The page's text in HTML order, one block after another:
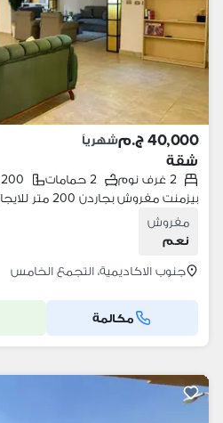
40,000 ج.م شهرياً
شقة
2 غرف نوم 2 حمامات
200 م٢
مفروش
نعم
جنوب الاكاديمية، التجمع الخامس
مكالمة